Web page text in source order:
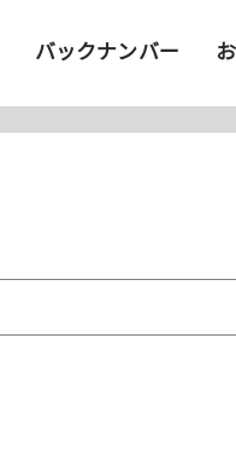
バックナンバー